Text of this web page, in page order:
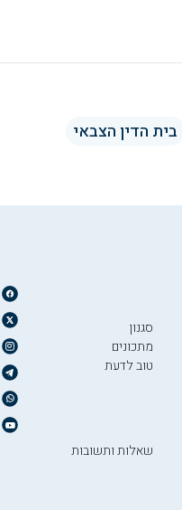
בית הדין הצבאי
סגנון
מתכונים
טוב לדעת
שאלות ותשובות